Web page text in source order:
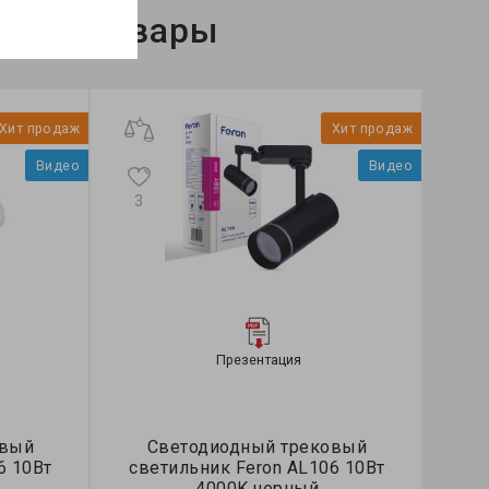
товары
Хит продаж
Видео
10Вт
Хит продаж
Видео
Презентация
Светодиодный трековый
светильник Feron AL106 10Вт
3